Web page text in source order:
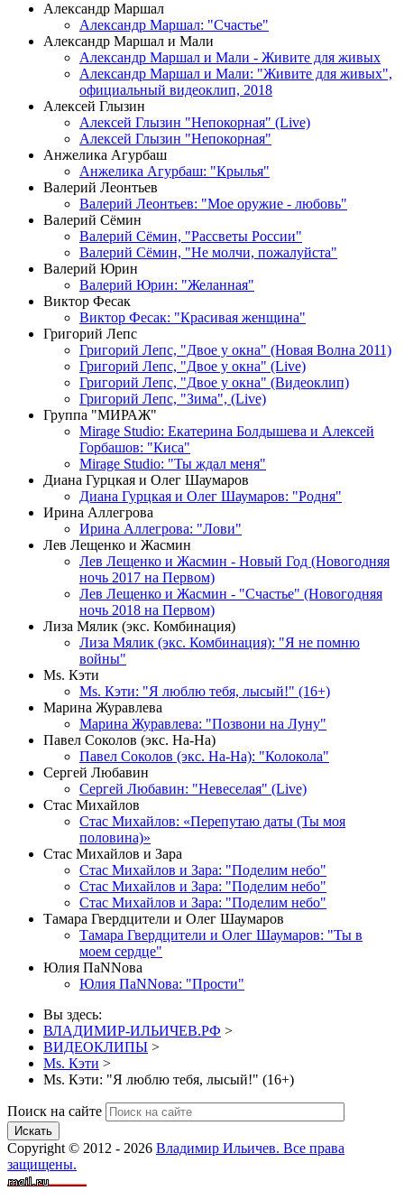
Александр Маршал
Александр Маршал: "Счастье"
Александр Маршал и Мали
Александр Маршал и Мали - Живите для живых
Александр Маршал и Мали: "Живите для живых",
официальный видеоклип, 2018
Алексей Глызин
Алексей Глызин "Непокорная" (Live)
Алексей Глызин "Непокорная"
Анжелика Агурбаш
Анжелика Агурбаш: "Крылья"
Валерий Леонтьев
Валерий Леонтьев: "Мое оружие - любовь"
Валерий Сёмин
Валерий Сёмин, "Рассветы России"
Валерий Сёмин, "Не молчи, пожалуйста"
Валерий Юрин
Валерий Юрин: "Желанная"
Виктор Фесак
Виктор Фесак: "Красивая женщина"
Григорий Лепс
Григорий Лепс, "Двое у окна" (Новая Волна 2011)
Григорий Лепс, "Двое у окна" (Live)
Григорий Лепс, "Двое у окна" (Видеоклип)
Григорий Лепс, "Зима", (Live)
Группа "МИРАЖ"
Mirage Studio: Екатерина Болдышева и Алексей
Горбашов: "Киса"
Mirage Studio: "Ты ждал меня"
Диана Гурцкая и Олег Шаумаров
Диана Гурцкая и Олег Шаумаров: "Родня"
Ирина Аллегрова
Ирина Аллегрова: "Лови"
Лев Лещенко и Жасмин
Лев Лещенко и Жасмин - Новый Год (Новогодняя
ночь 2017 на Первом)
Лев Лещенко и Жасмин - "Счастье" (Новогодняя
ночь 2018 на Первом)
Лиза Мялик (экс. Комбинация)
Лиза Мялик (экс. Комбинация): "Я не помню
войны"
Мs. Кэти
Ms. Кэти: "Я люблю тебя, лысый!" (16+)
Марина Журавлева
Марина Журавлева: "Позвони на Луну"
Павел Соколов (экс. На-На)
Павел Соколов (экс. На-На): "Колокола"
Сергей Любавин
Сергей Любавин: "Невеселая" (Live)
Стас Михайлов
Стас Михайлов: «Перепутаю даты (Ты моя
половина)»
Стас Михайлов и Зара
Стас Михайлов и Зара: "Поделим небо"
Стас Михайлов и Зара: "Поделим небо"
Стас Михайлов и Зара: "Поделим небо"
Тамара Гвердцители и Олег Шаумаров
Тамара Гвердцители и Олег Шаумаров: "Ты в
моем сердце"
Юлия ПаNNова
Юлия ПаNNова: "Прости"
Вы здесь:
ВЛАДИМИР-ИЛЬИЧЕВ.РФ >
ВИДЕОКЛИПЫ >
Ms. Кэти >
Ms. Кэти: "Я люблю тебя, лысый!" (16+)
Поиск на сайте
Искать
Copyright © 2012 - 2026 Владимир Ильичев. Все права
защищены.